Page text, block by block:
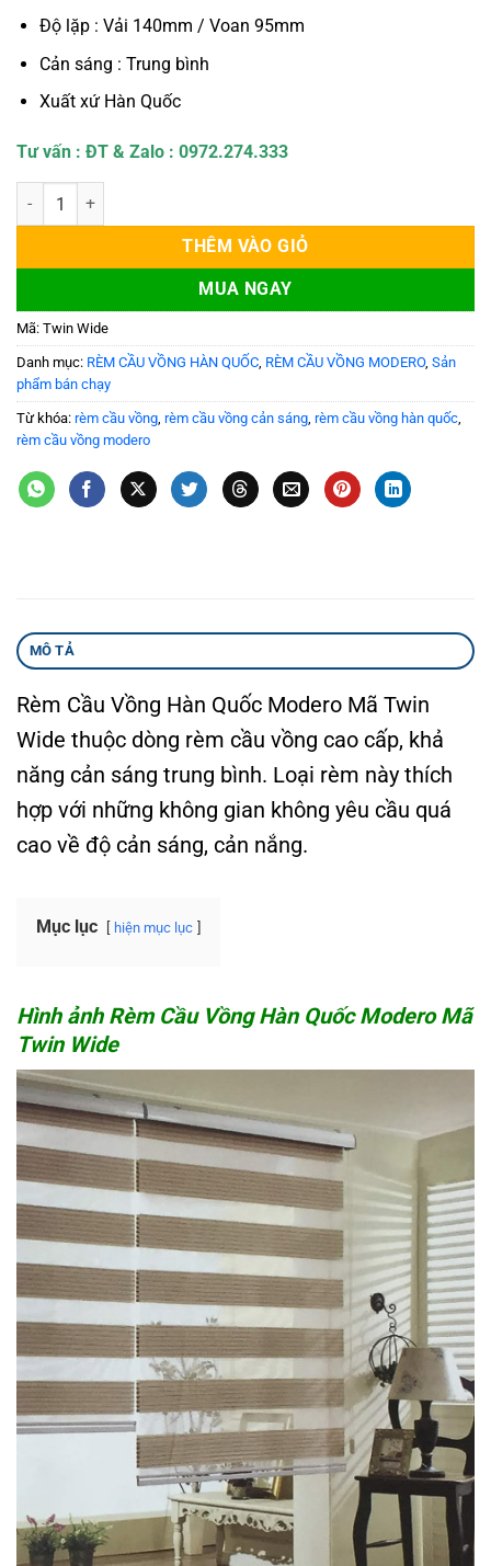
Độ lặp : Vải 140mm / Voan 95mm
Cản sáng : Trung bình
Xuất xứ Hàn Quốc
Tư vấn : ĐT & Zalo : 0972.274.333
Rèm Cầu Vồng Hàn Quốc Modero mã Twin Wide số lượng
THÊM VÀO GIỎ
MUA NGAY
Mã: Twin Wide
Danh mục: RÈM CẦU VỒNG HÀN QUỐC, RÈM CẦU VỒNG MODERO, Sản
phẩm bán chạy
Từ khóa: rèm cầu vồng, rèm cầu vồng cản sáng, rèm cầu vồng hàn quốc,
rèm cầu vồng modero
MÔ TẢ
Rèm Cầu Vồng Hàn Quốc Modero Mã Twin
Wide thuộc dòng rèm cầu vồng cao cấp, khả
năng cản sáng trung bình. Loại rèm này thích
hợp với những không gian không yêu cầu quá
cao về độ cản sáng, cản nắng.
Mục lục hiện mục lục
Hình ảnh Rèm Cầu Vồng Hàn Quốc Modero Mã
Twin Wide